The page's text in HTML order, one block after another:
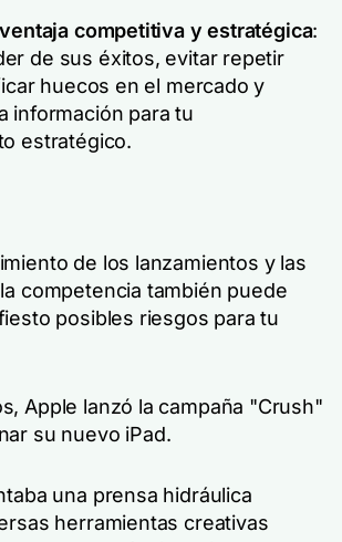
ventaja competitiva y estratégica:
de sus éxitos, evitar repetir
huecos en el mercado y
información para tu
estratégico.
de los lanzamientos y las
competencia también puede
posibles riesgos para tu
Apple lanzó la campaña "Crush"
su nuevo iPad.
una prensa hidráulica
herramientas creativas